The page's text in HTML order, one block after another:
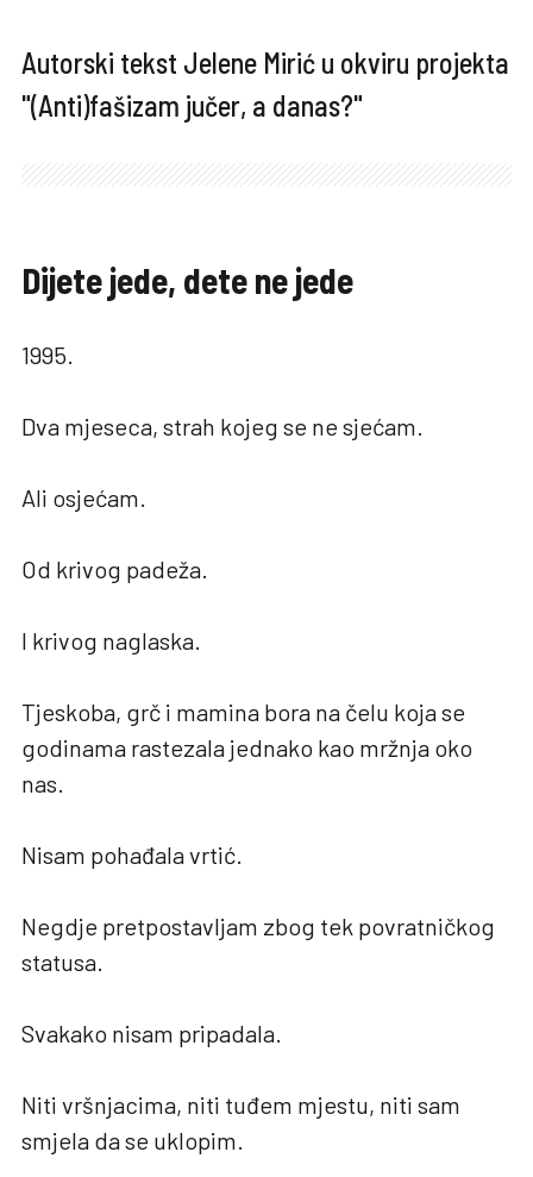
Autorski tekst Jelene Mirić u okviru projekta
"(Anti)fašizam jučer, a danas?"
Dijete jede, dete ne jede
1995.
Dva mjeseca, strah kojeg se ne sjećam.
Ali osjećam.
Od krivog padeža.
I krivog naglaska.
Tjeskoba, grč i mamina bora na čelu koja se
godinama rastezala jednako kao mržnja oko
nas.
Nisam pohađala vrtić.
Negdje pretpostavljam zbog tek povratničkog
statusa.
Svakako nisam pripadala.
Niti vršnjacima, niti tuđem mjestu, niti sam
smjela da se uklopim.